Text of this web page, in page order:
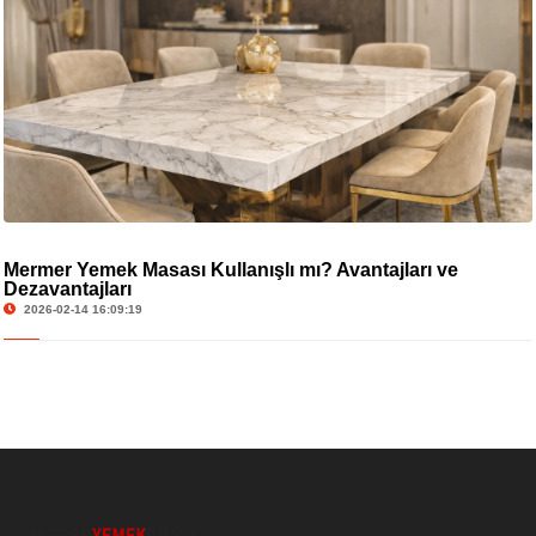
Mermer Yemek Masası Kullanışlı mı? Avantajları ve
Dezavantajları
2026-02-14 16:09:19